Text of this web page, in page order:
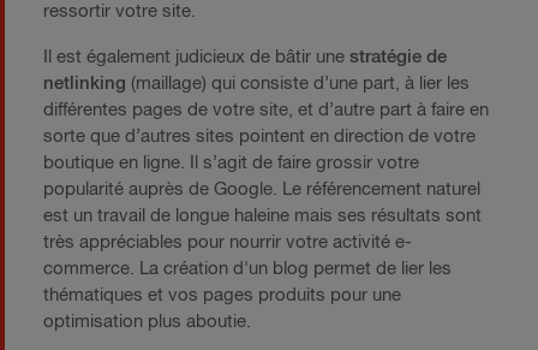
ressortir votre site.
Il est également judicieux de bâtir une stratégie de
netlinking (maillage) qui consiste d’une part, à lier les
différentes pages de votre site, et d’autre part à faire en
sorte que d’autres sites pointent en direction de votre
boutique en ligne. Il s’agit de faire grossir votre
popularité auprès de Google. Le référencement naturel
est un travail de longue haleine mais ses résultats sont
très appréciables pour nourrir votre activité e-
commerce. La création d'un blog permet de lier les
thématiques et vos pages produits pour une
optimisation plus aboutie.